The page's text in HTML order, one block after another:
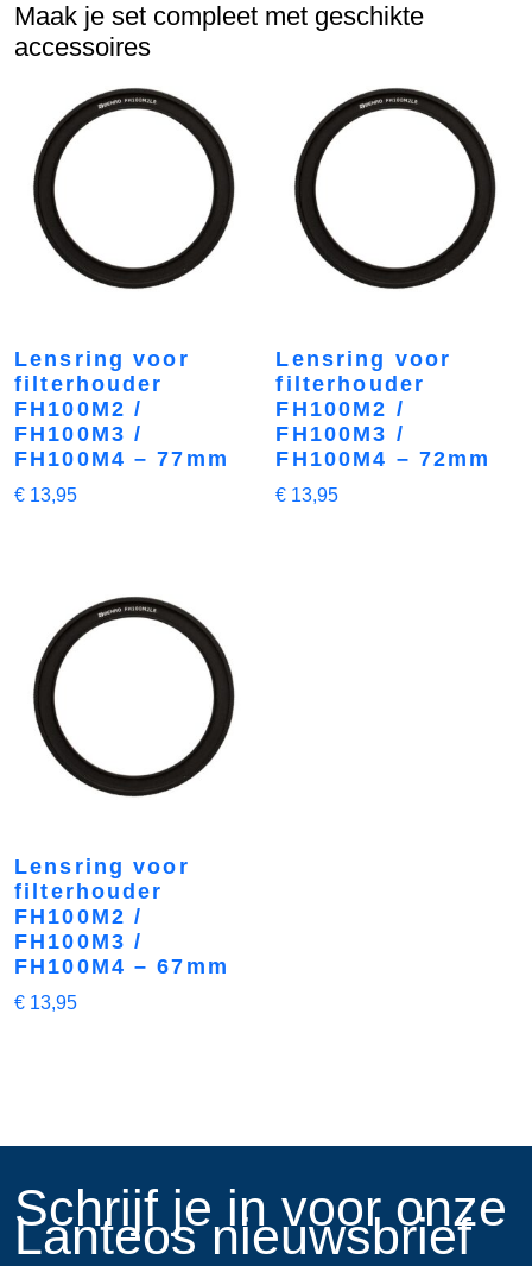
Maak je set compleet met geschikte
accessoires
Lensring voor
filterhouder
FH100M2 /
FH100M3 /
FH100M4 – 77mm
€ 13,95
Lensring voor
filterhouder
FH100M2 /
FH100M3 /
FH100M4 – 72mm
€ 13,95
Lensring voor
filterhouder
FH100M2 /
FH100M3 /
FH100M4 – 67mm
€ 13,95
​Schrijf je in voor onze
Lanteos nieuwsbrief